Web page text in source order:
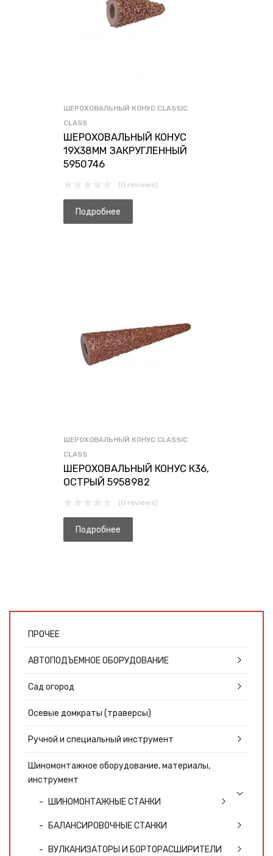
ШЕРОХОВАЛЬНЫЙ КОНУС CLASSIC
CLASS
ШЕРОХОВАЛЬНЫЙ КОНУС
19X38ММ ЗАКРУГЛЕННЫЙ
5950746
(0 reviews)
Подробнее
ШЕРОХОВАЛЬНЫЙ КОНУС CLASSIC
CLASS
ШЕРОХОВАЛЬНЫЙ КОНУС К36,
ОСТРЫЙ 5958982
(0 reviews)
Подробнее
ПРОЧЕЕ
АВТОПОДЪЕМНОЕ ОБОРУДОВАНИЕ
Сад огород
Осевые домкраты (траверсы)
Ручной и специальный инструмент
Шиномонтажное оборудование, материалы,
инструмент
ШИНОМОНТАЖНЫЕ СТАНКИ
БАЛАНСИРОВОЧНЫЕ СТАНКИ
ВУЛКАНИЗАТОРЫ И БОРТОРАСШИРИТЕЛИ